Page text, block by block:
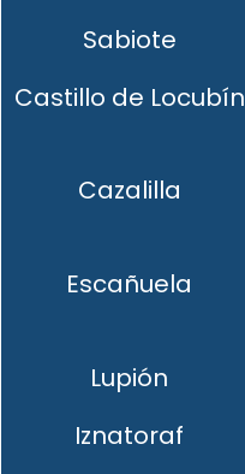
Sabiote
Castillo de Locubín
Cazalilla
Escañuela
Lupión
Iznatoraf